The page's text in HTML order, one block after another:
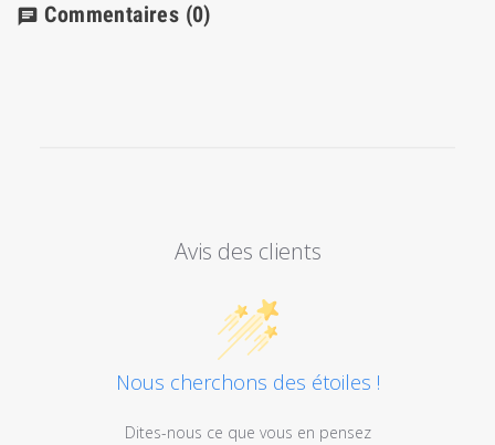
chat Commentaires (0)
Avis des clients
Nous cherchons des étoiles !
Dites-nous ce que vous en pensez